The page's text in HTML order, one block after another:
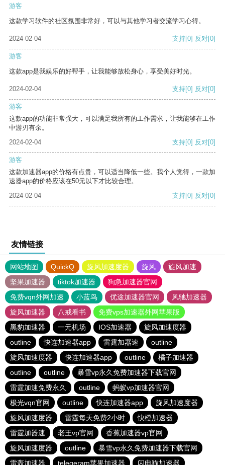
游客
这款学习软件的社区氛围非常好，可以与其他学习者交流学习心得。
2024-02-04 支持[0] 反对[0]
游客
这款app是我娱乐的好帮手，让我能够放松身心，享受美好时光。
2024-02-04 支持[0] 反对[0]
游客
这款app的功能非常强大，可以满足我所有的工作需求，让我能够在工作
中游刃有余。
2024-02-04
支持[0] 反对[0]
游客
这款加速器app的价格有点贵，可以适当降低一些。我个人觉得，一款加
速器app的价格应该在50元以下才比较合理。
2024-02-04
支持[0] 反对[0]
友情链接
网站地图 QuickQ 旋风加速度器 旋风
旋风加速
坚果加速器
tiktok加速器
狗急加速器官网
免费vqn外网加速
小蓝鸟 优途加速器官网
风驰加速器
旋风加速器
八戒看书
免费vps加速器外网苹果版
黑豹加速器
一元机场 IOS加速器
旋风加速度器
outline
快连加速器app 雷霆加器速
outline
旋风加速度器
快连加速器app outline
橘子加速器
outline
outline
暴雪vp永久免费加速器下载官网
雷霆加速免费永久
outline
蚂蚁vp加速器官网
极光vqn官网
outline 快连加速器app
旋风加速度器
旋风加速度器
雷霆每天免费2小时
快橙加速器
雷霆加器速
老王vp官网
香蕉加速器vp官网
旋风加速度器
outline
暴雪vp永久免费加速器下载官网
雷轰加速器
telegeram苹果加速器 闪电猫加速器